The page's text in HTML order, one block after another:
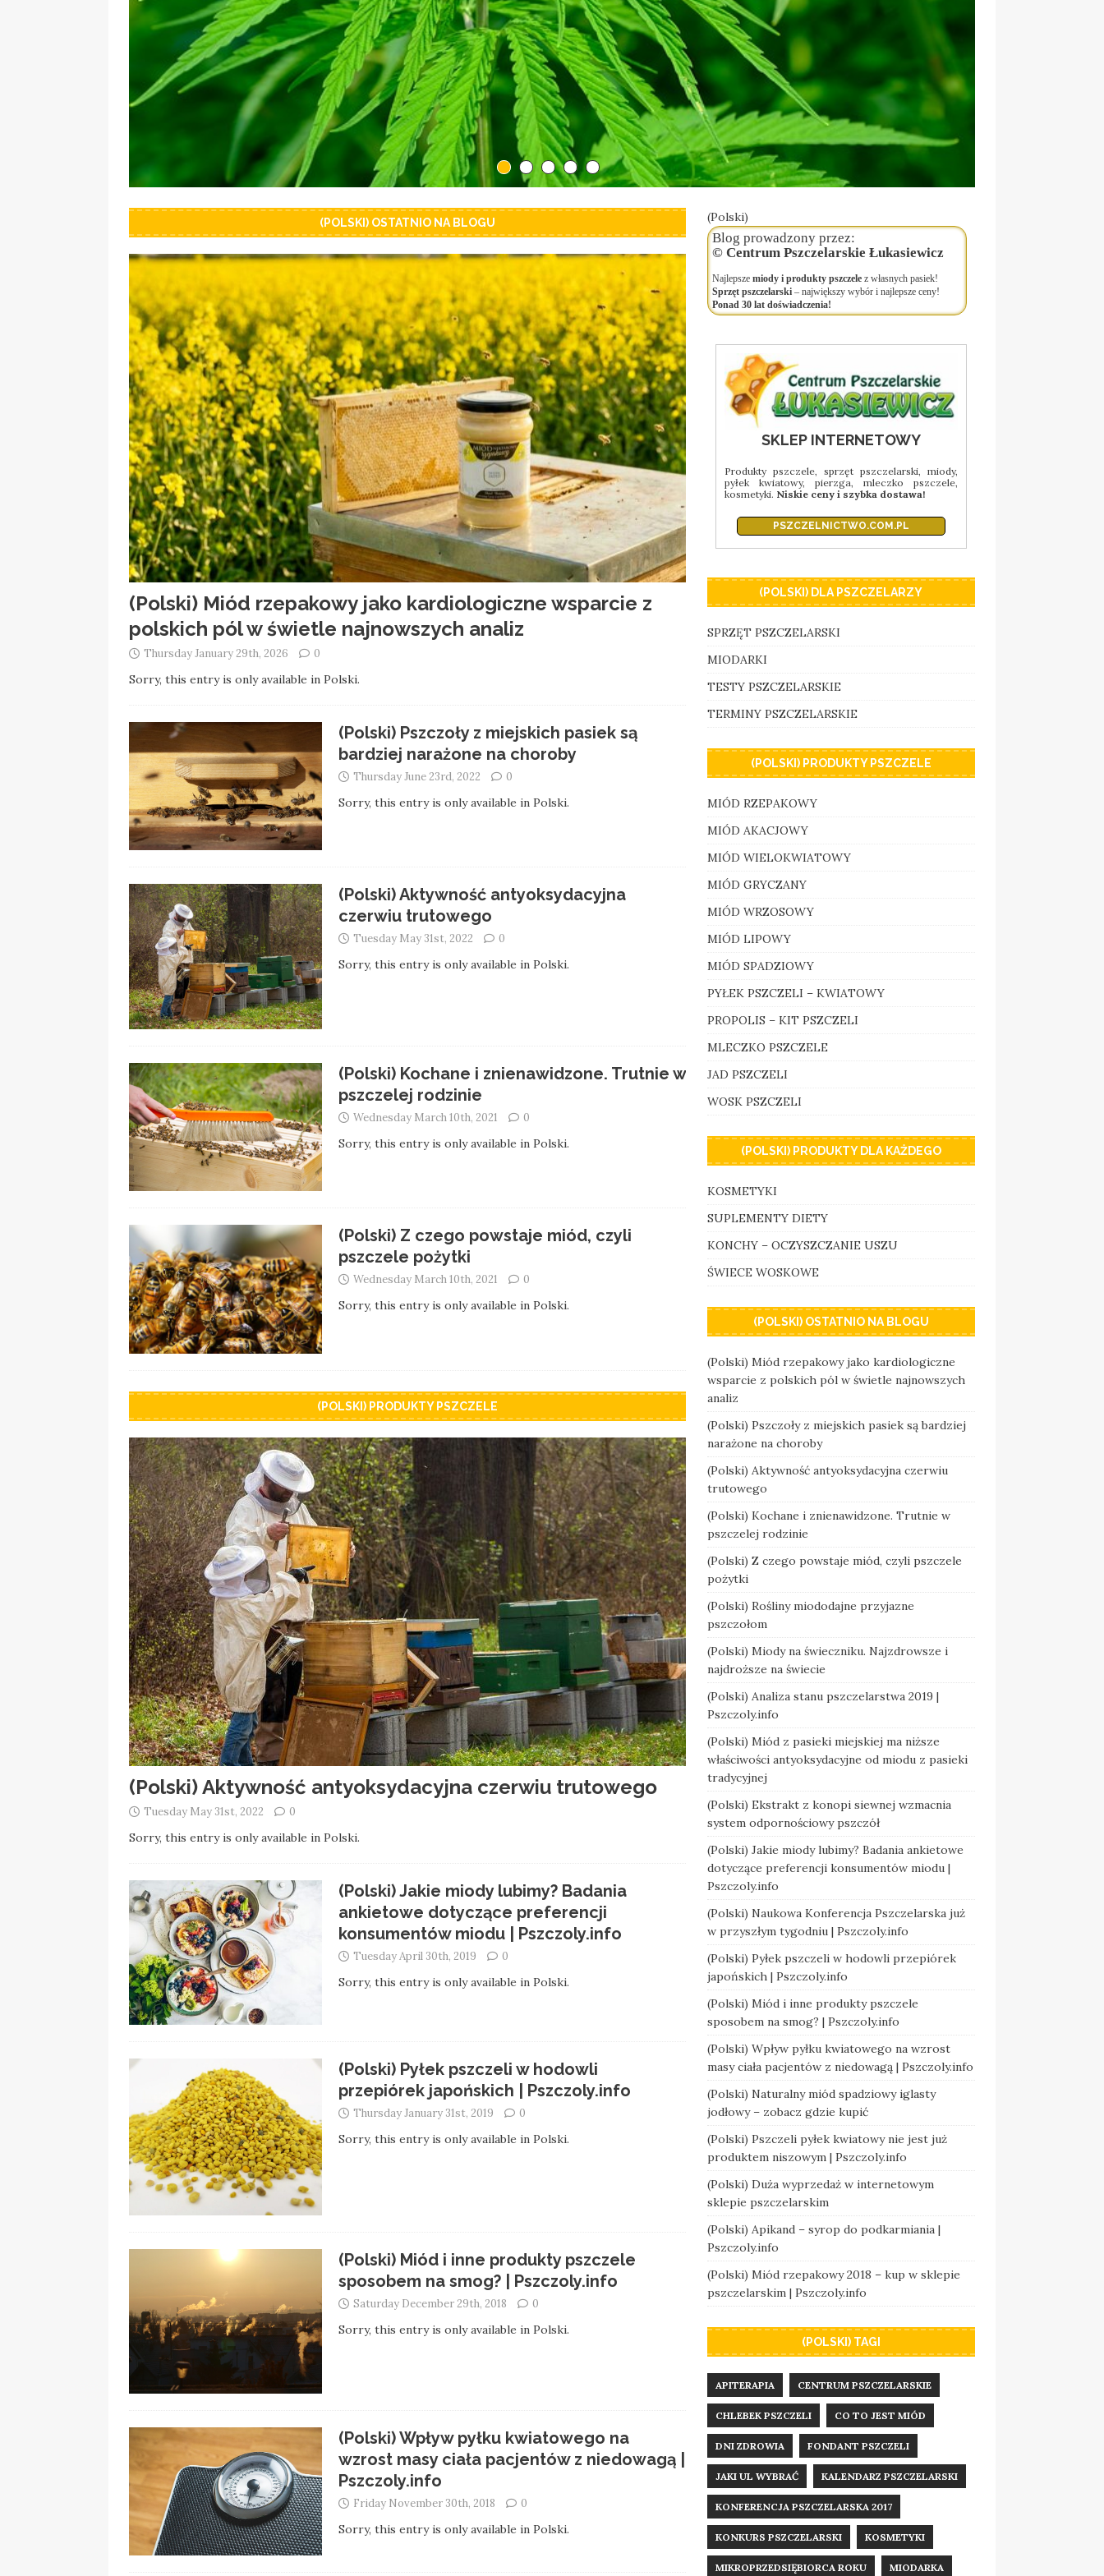
(POLSKI) OSTATNIO NA BLOGU
(Polski) Miód rzepakowy jako kardiologiczne wsparcie z
polskich pól w świetle najnowszych analiz
Thursday January 29th, 2026 0
Sorry, this entry is only available in Polski.
(Polski) Pszczoły z miejskich pasiek są
bardziej narażone na choroby
Thursday June 23rd, 2022 0
Sorry, this entry is only available in Polski.
(Polski) Aktywność antyoksydacyjna
czerwiu trutowego
Tuesday May 31st, 2022 0
Sorry, this entry is only available in Polski.
(Polski) Kochane i znienawidzone. Trutnie w
pszczelej rodzinie
Wednesday March 10th, 2021 0
Sorry, this entry is only available in Polski.
(Polski) Z czego powstaje miód, czyli
pszczele pożytki
Wednesday March 10th, 2021 0
Sorry, this entry is only available in Polski.
(POLSKI) PRODUKTY PSZCZELE
(Polski) Aktywność antyoksydacyjna czerwiu trutowego
Tuesday May 31st, 2022 0
Sorry, this entry is only available in Polski.
(Polski) Jakie miody lubimy? Badania
ankietowe dotyczące preferencji
konsumentów miodu | Pszczoly.info
Tuesday April 30th, 2019 0
Sorry, this entry is only available in Polski.
(Polski) Pyłek pszczeli w hodowli
przepiórek japońskich | Pszczoly.info
Thursday January 31st, 2019 0
Sorry, this entry is only available in Polski.
(Polski) Miód i inne produkty pszczele
sposobem na smog? | Pszczoly.info
Saturday December 29th, 2018 0
Sorry, this entry is only available in Polski.
(Polski) Wpływ pyłku kwiatowego na
wzrost masy ciała pacjentów z niedowagą |
Pszczoly.info
Friday November 30th, 2018 0
Sorry, this entry is only available in Polski.
(Polski)
Blog prowadzony przez:
© Centrum Pszczelarskie Łukasiewicz
Najlepsze miody i produkty pszczelez własnych pasiek!
Sprzęt pszczelarski– największy wybór i najlepsze ceny!
Ponad 30 lat doświadczenia!
SKLEP INTERNETOWY
Produkty pszczele, sprzęt pszczelarski, miody,
pyłek kwiatowy, pierzga, mleczko pszczele,
kosmetyki. Niskie ceny i szybka dostawa!
PSZCZELNICTWO.COM.PL
(POLSKI) DLA PSZCZELARZY
SPRZĘT PSZCZELARSKI
MIODARKI
TESTY PSZCZELARSKIE
TERMINY PSZCZELARSKIE
(POLSKI) PRODUKTY PSZCZELE
MIÓD RZEPAKOWY
MIÓD AKACJOWY
MIÓD WIELOKWIATOWY
MIÓD GRYCZANY
MIÓD WRZOSOWY
MIÓD LIPOWY
MIÓD SPADZIOWY
PYŁEK PSZCZELI – KWIATOWY
PROPOLIS – KIT PSZCZELI
MLECZKO PSZCZELE
JAD PSZCZELI
WOSK PSZCZELI
(POLSKI) PRODUKTY DLA KAŻDEGO
KOSMETYKI
SUPLEMENTY DIETY
KONCHY – OCZYSZCZANIE USZU
ŚWIECE WOSKOWE
(POLSKI) OSTATNIO NA BLOGU
(Polski) Miód rzepakowy jako kardiologiczne
wsparcie z polskich pól w świetle najnowszych
analiz
(Polski) Pszczoły z miejskich pasiek są bardziej
narażone na choroby
(Polski) Aktywność antyoksydacyjna czerwiu
trutowego
(Polski) Kochane i znienawidzone. Trutnie w
pszczelej rodzinie
(Polski) Z czego powstaje miód, czyli pszczele
pożytki
(Polski) Rośliny miododajne przyjazne
pszczołom
(Polski) Miody na świeczniku. Najzdrowsze i
najdroższe na świecie
(Polski) Analiza stanu pszczelarstwa 2019 |
Pszczoly.info
(Polski) Miód z pasieki miejskiej ma niższe
właściwości antyoksydacyjne od miodu z pasieki
tradycyjnej
(Polski) Ekstrakt z konopi siewnej wzmacnia
system odpornościowy pszczół
(Polski) Jakie miody lubimy? Badania ankietowe
dotyczące preferencji konsumentów miodu |
Pszczoly.info
(Polski) Naukowa Konferencja Pszczelarska już
w przyszłym tygodniu | Pszczoly.info
(Polski) Pyłek pszczeli w hodowli przepiórek
japońskich | Pszczoly.info
(Polski) Miód i inne produkty pszczele
sposobem na smog? | Pszczoly.info
(Polski) Wpływ pyłku kwiatowego na wzrost
masy ciała pacjentów z niedowagą | Pszczoly.info
(Polski) Naturalny miód spadziowy iglasty
jodłowy – zobacz gdzie kupić
(Polski) Pszczeli pyłek kwiatowy nie jest już
produktem niszowym | Pszczoly.info
(Polski) Duża wyprzedaż w internetowym
sklepie pszczelarskim
(Polski) Apikand – syrop do podkarmiania |
Pszczoly.info
(Polski) Miód rzepakowy 2018 – kup w sklepie
pszczelarskim | Pszczoly.info
(POLSKI) TAGI
APITERAPIA CENTRUM PSZCZELARSKIE
CHLEBEK PSZCZELI CO TO JEST MIÓD
DNI ZDROWIA FONDANT PSZCZELI
JAKI UL WYBRAĆ KALENDARZ PSZCZELARSKI
KONFERENCJA PSZCZELARSKA 2017
KONKURS PSZCZELARSKI KOSMETYKI
MIKROPRZEDSIĘBIORCA ROKU MIODARKA